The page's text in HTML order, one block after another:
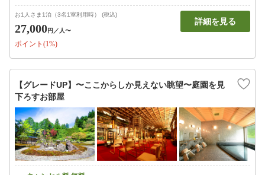
お1人さま1泊（3名1室利用時） (税込)
27,000円 ／人〜
ポイント(1%)
詳細を見る
【グレードUP】〜ここからしか見えない眺望〜庭園を見
下ろすお部屋